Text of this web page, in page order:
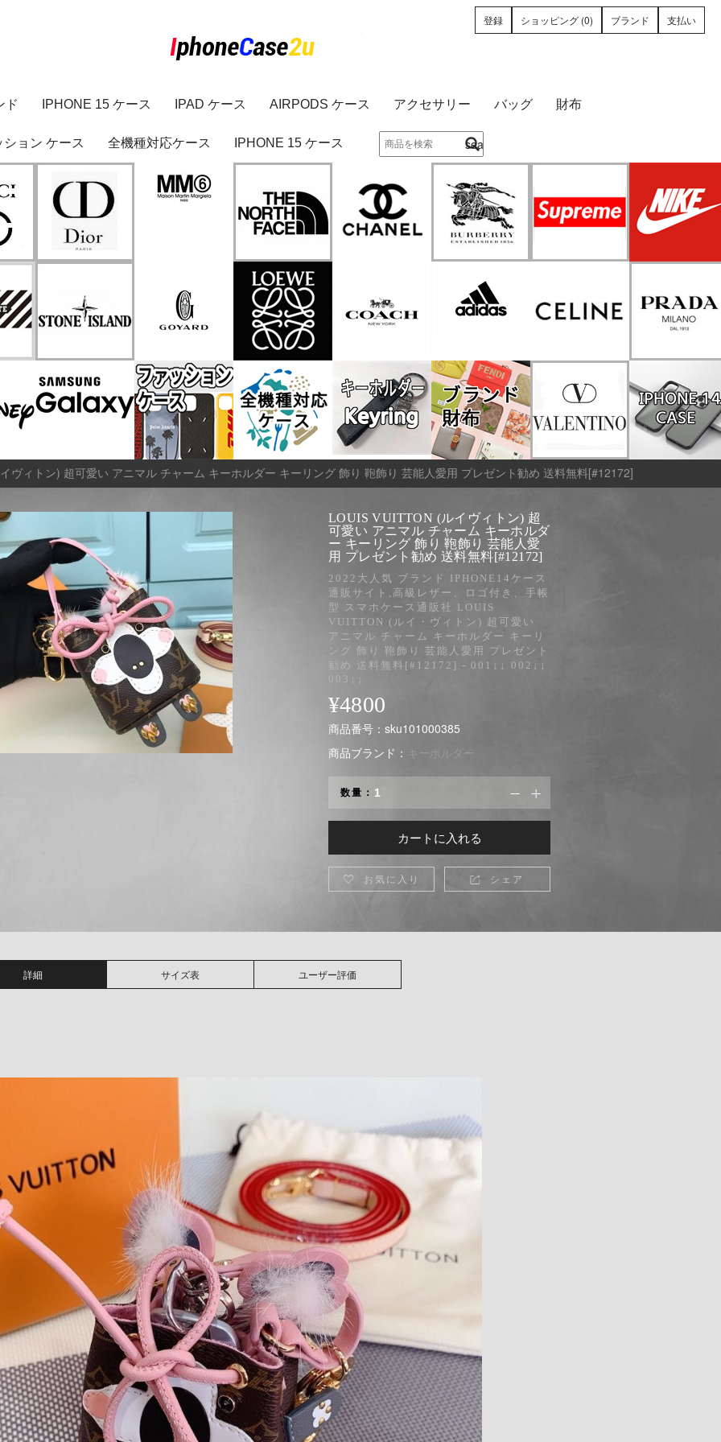
登録 ショッピング (0) ブランド 支払い
ド IPHONE 15 ケース IPAD ケース AIRPODS ケース アクセサリー バッグ 財布
ション ケース 全機種対応ケース IPHONE 15 ケース
ヴィトン) 超可愛い アニマル チャーム キーホルダー キーリング 飾り 鞄飾り 芸能人愛用 プレゼント勧め 送料無料[#12172]
LOUIS VUITTON (ルイヴィトン) 超
可愛い アニマル チャーム キーホルダ
ー キーリング 飾り 鞄飾り 芸能人愛
用 プレゼント勧め 送料無料[#12172]
2022大人気 ブランド IPHONE14ケース
通販サイト,高級レザー、ロゴ付き、手帳
型 スマホケース通販社 LOUIS
VUITTON (ルイ・ヴィトン) 超可愛い
アニマル チャーム キーホルダー キーリ
ング 飾り 鞄飾り 芸能人愛用 プレゼント
勧め 送料無料[#12172] - 001↓↓ 002↓↓
003↓↓
¥4800
商品番号：sku101000385
商品ブランド：
キーホルダー
数量： 

カートに入れる
 お気に入り  シェア
詳細 サイズ表 ユーザー評価